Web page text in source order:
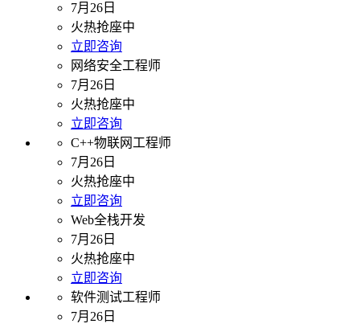
7月26日
火热抢座中
立即咨询
网络安全工程师
7月26日
火热抢座中
立即咨询
C++物联网工程师
7月26日
火热抢座中
立即咨询
Web全栈开发
7月26日
火热抢座中
立即咨询
软件测试工程师
7月26日